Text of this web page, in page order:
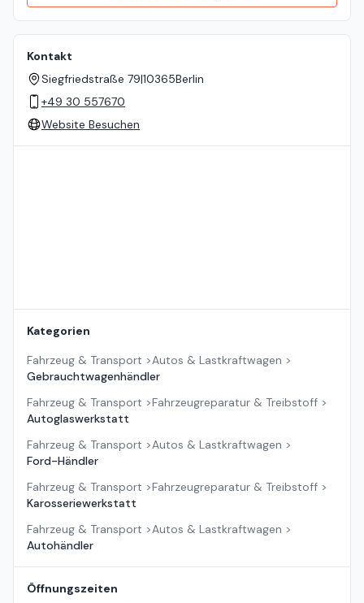
Kontakt
Siegfriedstraße 79|10365Berlin
+49 30 557670
Website Besuchen
Kategorien
Fahrzeug & Transport >Autos & Lastkraftwagen >
Gebrauchtwagenhändler
Fahrzeug & Transport >Fahrzeugreparatur & Treibstoff >
Autoglaswerkstatt
Fahrzeug & Transport >Autos & Lastkraftwagen >
Ford-Händler
Fahrzeug & Transport >Fahrzeugreparatur & Treibstoff >
Karosseriewerkstatt
Fahrzeug & Transport >Autos & Lastkraftwagen >
Autohändler
Öffnungszeiten